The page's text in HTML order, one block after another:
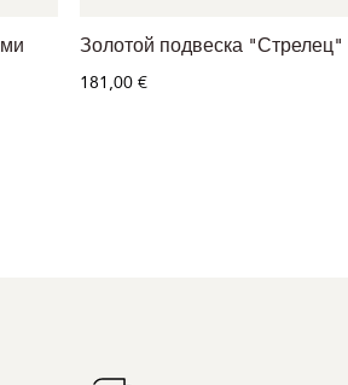
Золотой подвеска "Стрелец"
181,00 €